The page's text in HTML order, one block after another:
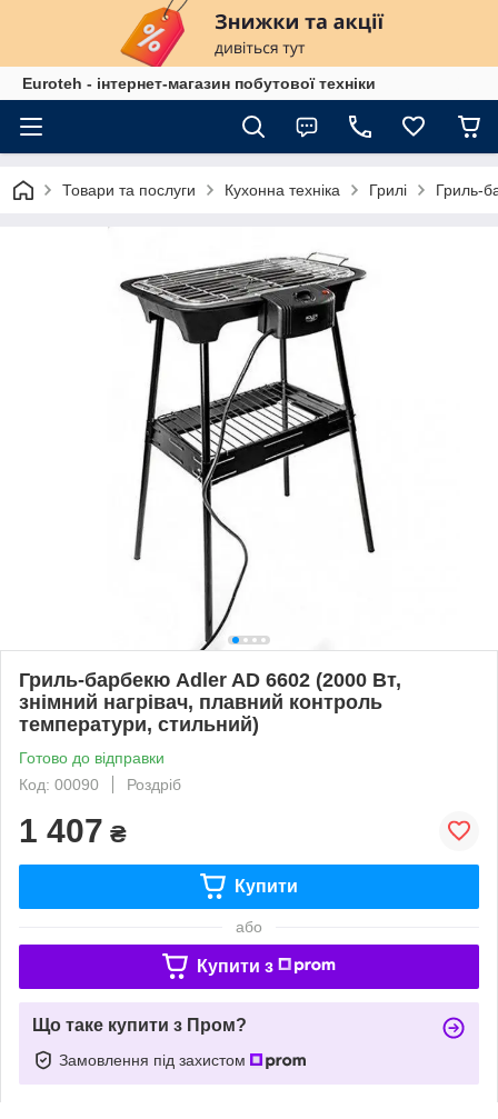
Euroteh - інтернет-магазин побутової техніки
Товари та послуги Кухонна техніка Грилі Гриль-
Гриль-барбекю Adler AD 6602 (2000 Вт,
знімний нагрівач, плавний контроль
температури, стильний)
Готово до відправки
Код: 00090
Роздріб
1 407 ₴
Купити
або
Купити з
Що таке купити з Пром?
Замовлення під захистом